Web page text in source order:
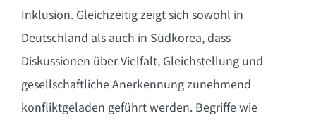
Inklusion. Gleichzeitig zeigt sich sowohl in
Deutschland als auch in Südkorea, dass
Diskussionen über Vielfalt, Gleichstellung und
gesellschaftliche Anerkennung zunehmend
konfliktgeladen geführt werden. Begriffe wie